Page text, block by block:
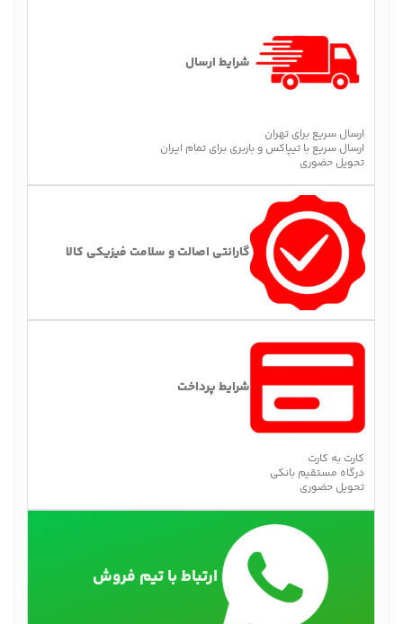
شرایط ارسال
ارسال سریع برای تهران
ارسال سریع با تیپاکس و باربری برای تمام ایران
تحویل حضوری
گارانتی اصالت و سلامت فیزیکی کالا
شرایط پرداخت
کارت به کارت
درگاه مستقیم بانکی
تحویل حضوری
ارتباط با تیم فروش